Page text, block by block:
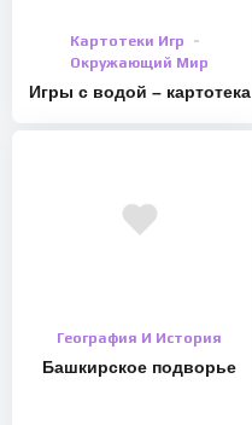
Картотеки Игр
Окружающий Мир
Игры с водой – картотека
География И История
Башкирское подворье